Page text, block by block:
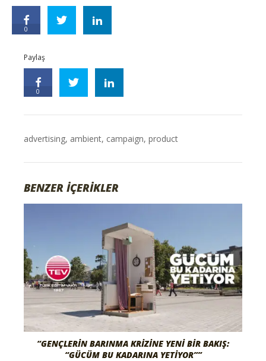
0
Paylaş
0
advertising, ambient, campaign,product
BENZER İÇERİKLER
“GENÇLERIN BARINMA KRIZINE YENI BIR BAKIŞ:
“GÜCÜM BU KADARINA YETIYOR””